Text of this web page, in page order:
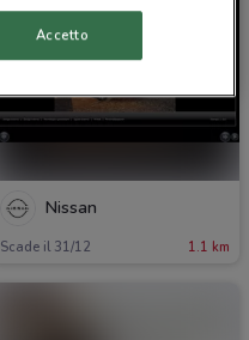
Nissan
Scade il 31/12 1.1 km
Accetto